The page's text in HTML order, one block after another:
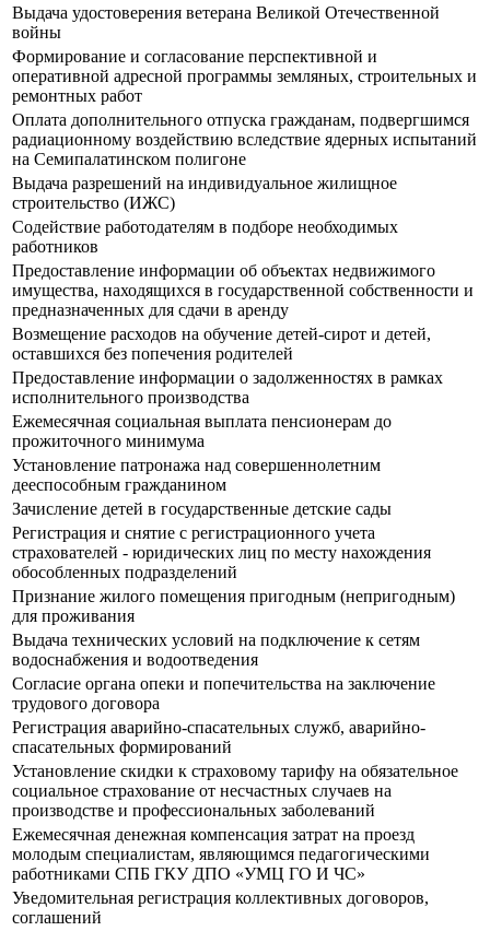
Выдача удостоверения ветерана Великой Отечественной
войны
Формирование и согласование перспективной и
оперативной адресной программы земляных, строительных и
ремонтных работ
Оплата дополнительного отпуска гражданам, подвергшимся
радиационному воздействию вследствие ядерных испытаний
на Семипалатинском полигоне
Выдача разрешений на индивидуальное жилищное
строительство (ИЖС)
Содействие работодателям в подборе необходимых
работников
Предоставление информации об объектах недвижимого
имущества, находящихся в государственной собственности и
предназначенных для сдачи в аренду
Возмещение расходов на обучение детей-сирот и детей,
оставшихся без попечения родителей
Предоставление информации о задолженностях в рамках
исполнительного производства
Ежемесячная социальная выплата пенсионерам до
прожиточного минимума
Установление патронажа над совершеннолетним
дееспособным гражданином
Зачисление детей в государственные детские сады
Регистрация и снятие с регистрационного учета
страхователей - юридических лиц по месту нахождения
обособленных подразделений
Признание жилого помещения пригодным (непригодным)
для проживания
Выдача технических условий на подключение к сетям
водоснабжения и водоотведения
Согласие органа опеки и попечительства на заключение
трудового договора
Регистрация аварийно-спасательных служб, аварийно-
спасательных формирований
Установление скидки к страховому тарифу на обязательное
социальное страхование от несчастных случаев на
производстве и профессиональных заболеваний
Ежемесячная денежная компенсация затрат на проезд
молодым специалистам, являющимся педагогическими
работниками СПБ ГКУ ДПО «УМЦ ГО И ЧС»
Уведомительная регистрация коллективных договоров,
соглашений